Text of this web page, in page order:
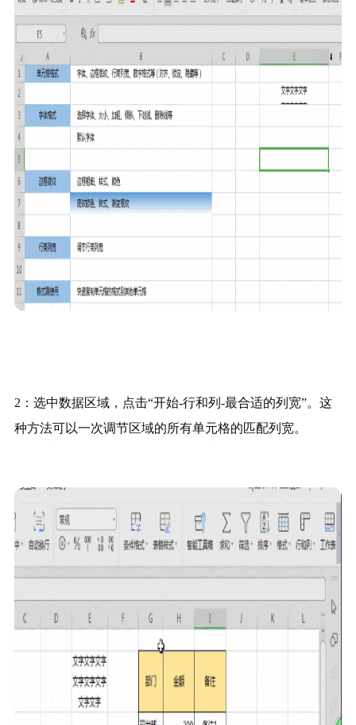
2：选中数据区域，点击“开始-行和列-最合适的列宽”。这
种方法可以一次调节区域的所有单元格的匹配列宽。